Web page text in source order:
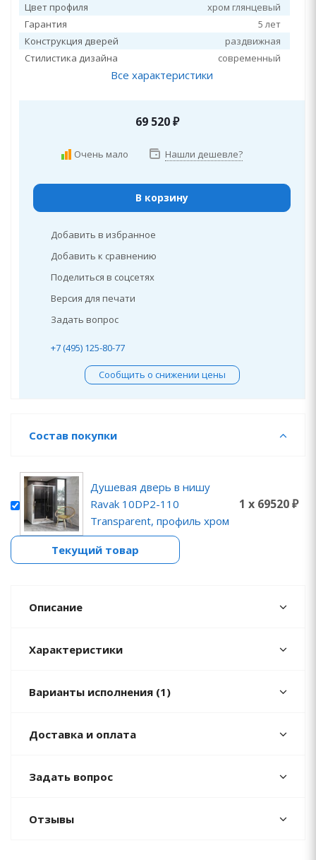
Цвет профиля
хром глянцевый
Гарантия
5 лет
Конструкция дверей
раздвижная
Стилистика дизайна
современный
Все характеристики
69 520₽
Очень мало Нашли дешевле?
В корзину
Добавить в избранное
Добавить к сравнению
Поделиться в соцсетях
Версия для печати
Задать вопрос
+7 (495) 125-80-77
Сообщить о снижении цены
Состав покупки
Душевая дверь в нишу
Ravak 10DP2-110
Transparent, профиль хром
1 x 69520 ₽
Текущий товар
Описание
Характеристики
Варианты исполнения (1)
Доставка и оплата
Задать вопрос
Отзывы